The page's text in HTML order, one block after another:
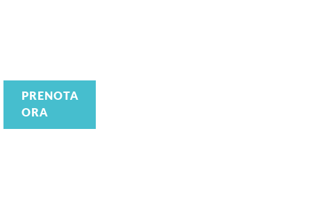
PRENOTA
ORA